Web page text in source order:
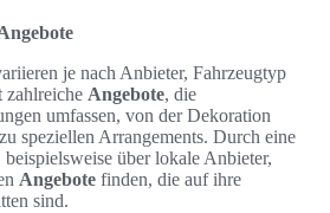
je nach Anbieter, Fahrzeugtyp
zahlreiche Angebote, die
umfassen, von der Dekoration
speziellen Arrangements. Durch eine
über lokale Anbieter,
Angebote finden, die auf ihre
sind.